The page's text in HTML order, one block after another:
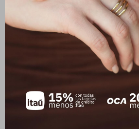
MAMBA NEGRA
Caravanas Bolita - Sin Piedra- Oro